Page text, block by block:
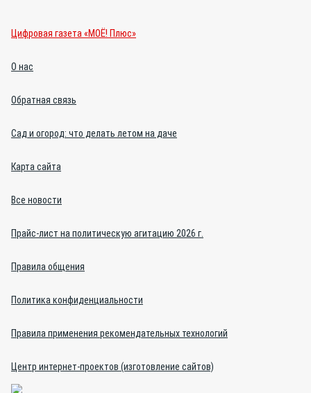
Цифровая газета «МОЁ! Плюс»
О нас
Обратная связь
Сад и огород: что делать летом на даче
Карта сайта
Все новости
Прайс-лист на политическую агитацию 2026 г.
Правила общения
Политика конфиденциальности
Правила применения рекомендательных технологий
Центр интернет-проектов (изготовление сайтов)